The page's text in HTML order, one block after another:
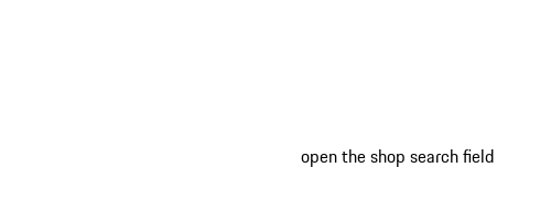
open the shop search field